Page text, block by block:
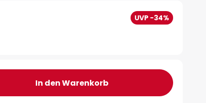
UVP -34%
In den Warenkorb